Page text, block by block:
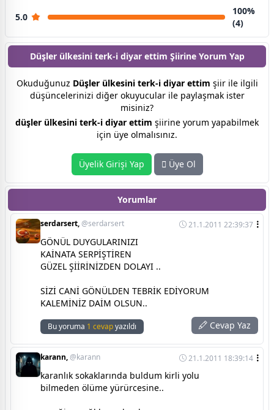
5.0
100%
(4)
Düşler ülkesini terk-i diyar ettim Şiirine Yorum Yap
Okuduğunuz Düşler ülkesini terk-i diyar ettim şiir ile ilgili
düşüncelerinizi diğer okuyucular ile paylaşmak ister
misiniz?
düşler ülkesini terk-i diyar ettim şiirine yorum yapabilmek
için üye olmalısınız.
Üyelik Girişi Yap Üye Ol
Yorumlar
serdarsert,@serdarsert 21.1.2011 22:39:37
GÖNÜL DUYGULARINIZI
KAİNATA SERPİŞTİREN
GÜZEL ŞİİRİNİZDEN DOLAYI ..
SİZİ CANİ GÖNÜLDEN TEBRİK EDİYORUM
KALEMİNİZ DAİM OLSUN..
Bu yoruma 1 cevapyazıldı Cevap Yaz
karann,@karann 21.1.2011 18:39:14
karanlık sokaklarında buldum kirli yolu
bilmeden ölüme yürürcesine..